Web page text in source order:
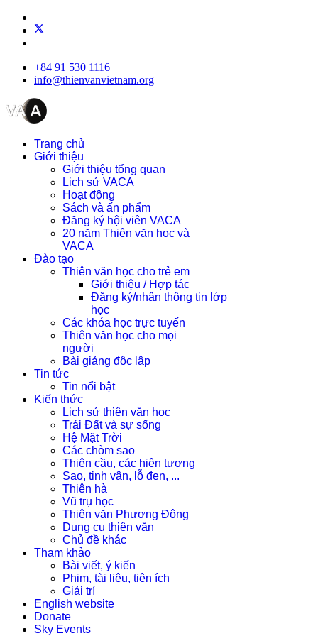
+84 91 530 1116
info@thienvanvietnam.org
Trang chủ
Giới thiệu
Giới thiệu tổng quan
Lịch sử VACA
Hoạt động
Sách và ấn phẩm
Đăng ký hội viên VACA
20 năm Thiên văn học và
VACA
Đào tạo
Thiên văn học cho trẻ em
Giới thiệu / Hợp tác
Đăng ký/nhận thông tin lớp
học
Các khóa học trực tuyến
Thiên văn học cho mọi
người
Bài giảng độc lập
Tin tức
Tin nổi bật
Kiến thức
Lịch sử thiên văn học
Trái Đất và sự sống
Hệ Mặt Trời
Các chòm sao
Thiên cầu, các hiện tượng
Sao, tinh vân, lỗ đen, ...
Thiên hà
Vũ trụ học
Thiên văn Phương Đông
Dụng cụ thiên văn
Chủ đề khác
Tham khảo
Bài viết, ý kiến
Phim, tài liệu, tiện ích
Giải trí
English website
Donate
Sky Events